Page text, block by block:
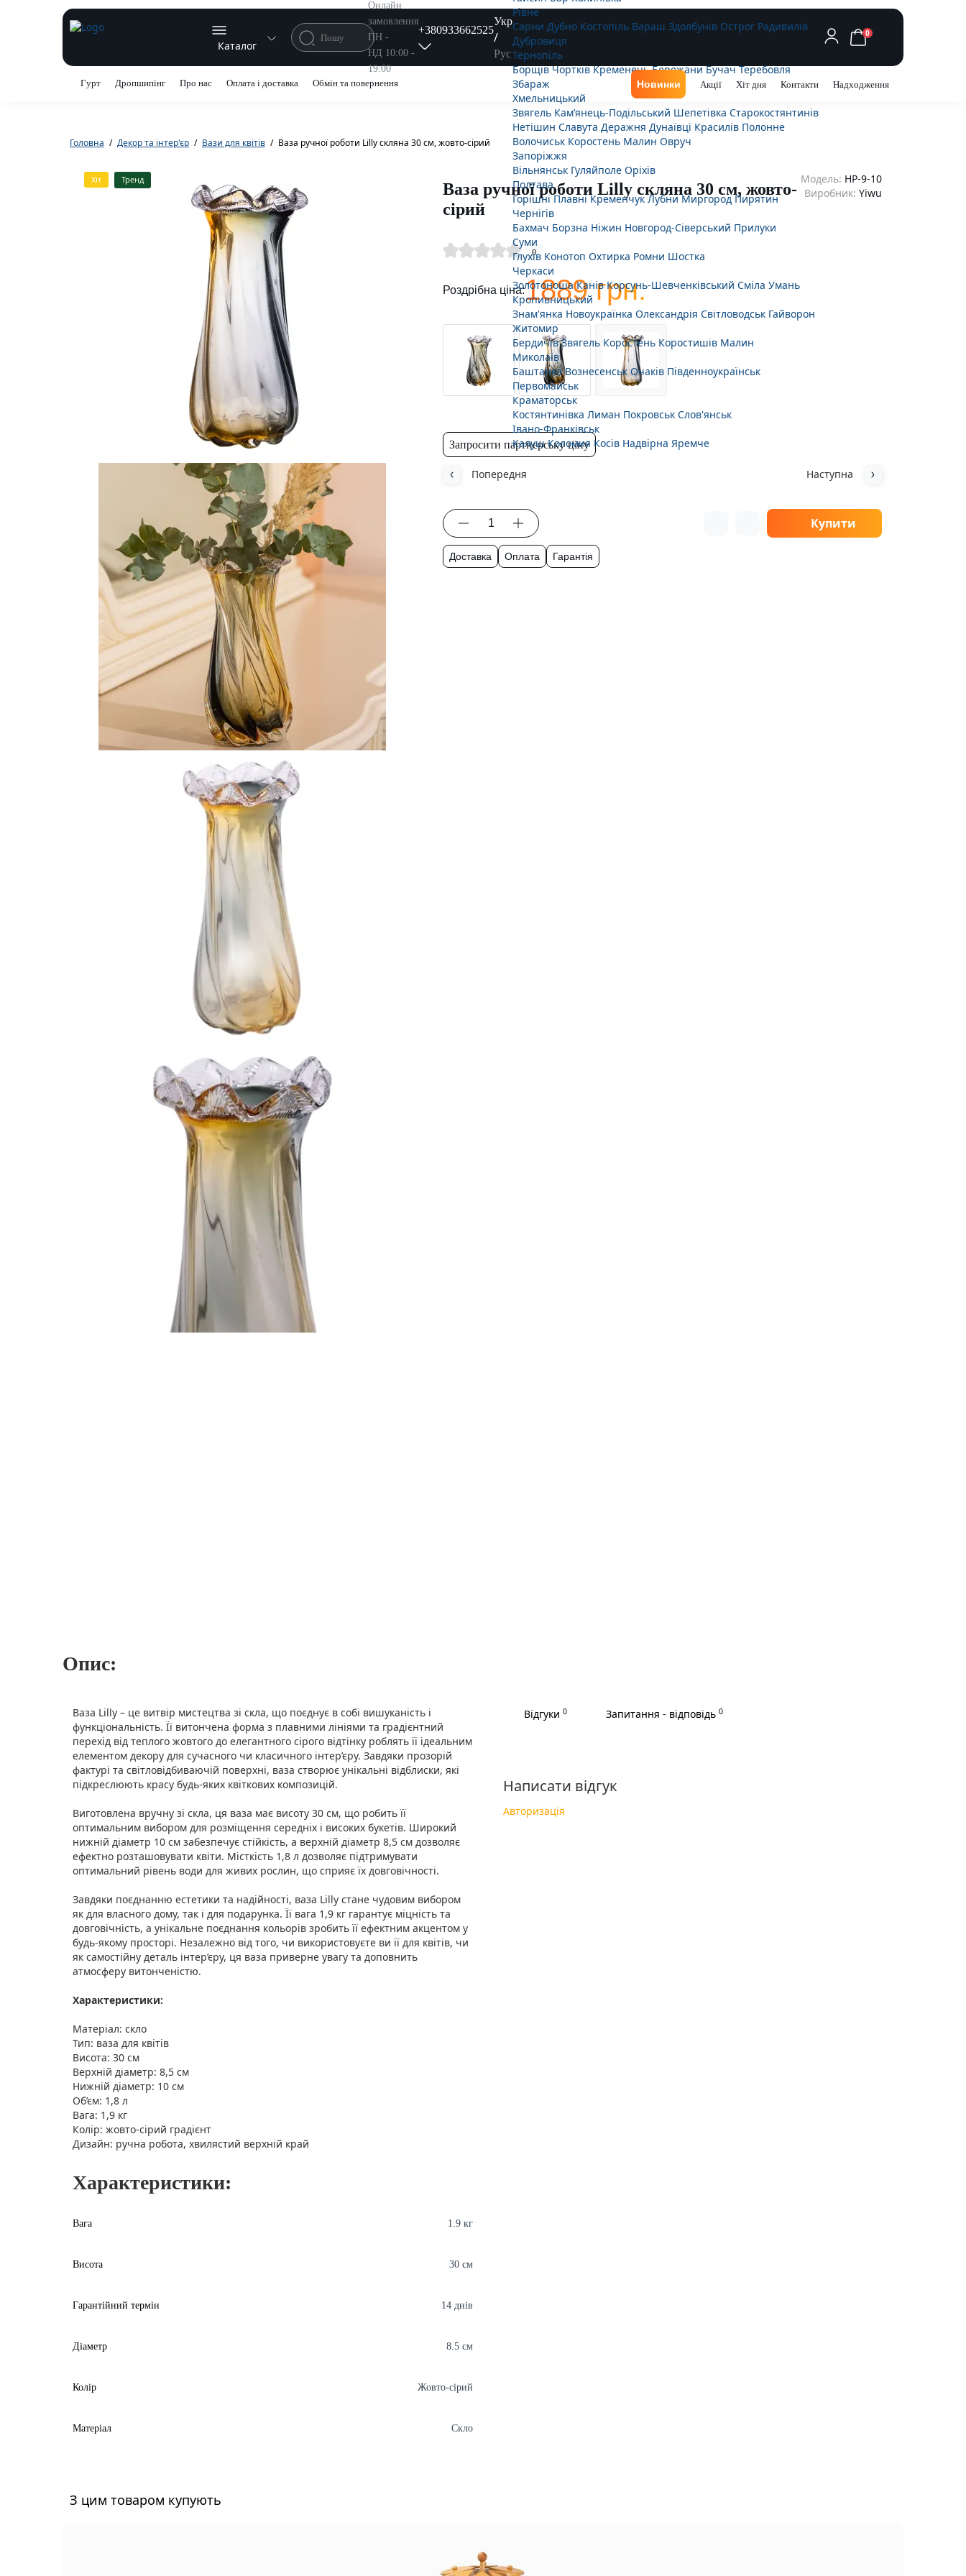
Каталог
Онлайн
замовлення
ПН -
НД 10:00 -
19:00
+380933662525
Укр
/
Рус
Рівне
Сарни Дубно Костопіль Вараш Здолбунів Острог Радивилів
Дубровиця
Тернопіль
Борщів Чортків Кременець Бережани Бучач Теребовля
Збараж
Хмельницький
Звягель Кам’янець-Подільський Шепетівка Старокостянтинів
Нетішин Славута Деражня Дунаївці Красилів Полонне
Волочиськ Коростень Малин Овруч
Запоріжжя
Вільнянськ Гуляйполе Оріхів
Полтава
Горішні Плавні Кременчук Лубни Миргород Пирятин
Чернігів
Бахмач Борзна Ніжин Новгород-Сіверський Прилуки
Суми
Глухів Конотоп Охтирка Ромни Шостка
Черкаси
Золотоноша Канів Корсунь-Шевченківський Сміла Умань
Кропивницький
Знам'янка Новоукраїнка Олександрія Світловодськ Гайворон
Житомир
Бердичів Звягель Коростень Коростишів Малин
Миколаїв
Баштанка Вознесенськ Очаків Південноукраїнськ
Первомайськ
Краматорськ
Костянтинівка Лиман Покровськ Слов'янськ
Івано-Франківськ
Калуш Коломия Косів Надвірна Яремче
0
Гурт Дропшипінг Про нас Оплата і доставка Обмін та повернення Новинки Акції Хіт дня Контакти Надходження
Головна Декор та інтер'єр Вази для квітів Ваза ручної роботи Lilly скляна 30 см, жовто-сірий
Хіт Тренд
Ваза ручної роботи Lilly скляна 30 см, жовто-
сірий
Модель: HP-9-10
Виробник: Yiwu
0
Запросити партнерську ціну
Попередня Наступна
Роздрібна ціна:1889 грн.
Купити
Доставка Оплата Гарантія
Опис:
Ваза Lilly – це витвір мистецтва зі скла, що поєднує в собі вишуканість і
функціональність. Її витончена форма з плавними лініями та градієнтний
перехід від теплого жовтого до елегантного сірого відтінку роблять її ідеальним
елементом декору для сучасного чи класичного інтер’єру. Завдяки прозорій
фактурі та світловідбиваючій поверхні, ваза створює унікальні відблиски, які
підкреслюють красу будь-яких квіткових композицій.
Виготовлена вручну зі скла, ця ваза має висоту 30 см, що робить її
оптимальним вибором для розміщення середніх і високих букетів. Широкий
нижній діаметр 10 см забезпечує стійкість, а верхній діаметр 8,5 см дозволяє
ефектно розташовувати квіти. Місткість 1,8 л дозволяє підтримувати
оптимальний рівень води для живих рослин, що сприяє їх довговічності.
Завдяки поєднанню естетики та надійності, ваза Lilly стане чудовим вибором
як для власного дому, так і для подарунка. Її вага 1,9 кг гарантує міцність та
довговічність, а унікальне поєднання кольорів зробить її ефектним акцентом у
будь-якому просторі. Незалежно від того, чи використовуєте ви її для квітів, чи
як самостійну деталь інтер’єру, ця ваза приверне увагу та доповнить
атмосферу витонченістю.
Характеристики:
Матеріал: скло
Тип: ваза для квітів
Висота: 30 см
Верхній діаметр: 8,5 см
Нижній діаметр: 10 см
Об’єм: 1,8 л
Вага: 1,9 кг
Колір: жовто-сірий градієнт
Дизайн: ручна робота, хвилястий верхній край
Характеристики:
Вага 1.9 кг
Висота 30 см
Гарантійний термін 14 днів
Діаметр 8.5 см
Колір Жовто-сірий
Матеріал Скло
Відгуки 0 Запитання - відповідь 0
Написати відгук
Авторизація
З цим товаром купують